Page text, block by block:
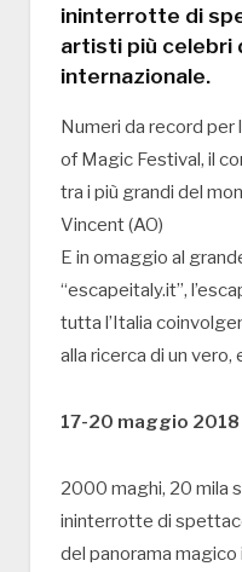
ininterrotte di
artisti più celebri
internazionale.
Numeri da record per
of Magic Festival, il
tra i più grandi del
Vincent (AO)
E in omaggio al
“escapeitaly.it”,
tutta l’Italia
alla ricerca di un
17-20 maggio
2000 maghi, 20 mila
ininterrotte di
del panorama magico